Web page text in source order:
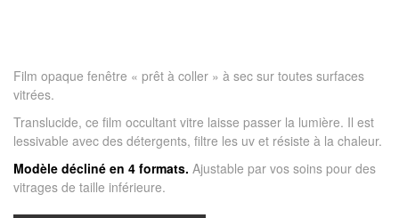
Film opaque fenêtre « prêt à coller » à sec sur toutes surfaces
vitrées.
Translucide, ce film occultant vitre laisse passer la lumière. Il est
lessivable avec des détergents, filtre les uv et résiste à la chaleur.
Modèle décliné en 4 formats. Ajustable par vos soins pour des
vitrages de taille inférieure.